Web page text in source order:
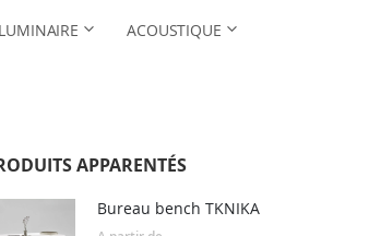
ACOUSTIQUE
APPARENTÉS
Bureau bench TKNIKA